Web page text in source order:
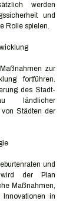
werden
und
Rolle spielen.
zur
fortführen.
des Stadt-
ländlicher
von Städten der
und
wird der Plan
Maßnahmen,
in